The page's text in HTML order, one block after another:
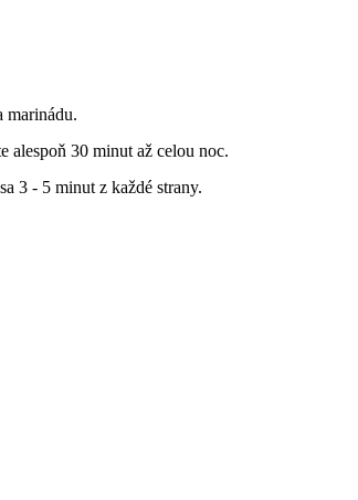
marinádu.
alespoň 30 minut až celou noc.
3 - 5 minut z každé strany.